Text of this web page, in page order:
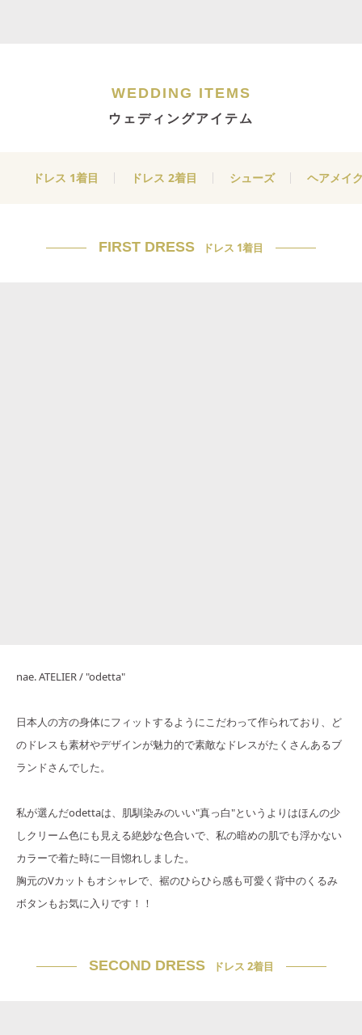
WEDDING ITEMS
ウェディングアイテム
ドレス 1着目 ドレス 2着目 シューズ ヘアメイ
FIRST DRESS ドレス 1着目
nae. ATELIER / "odetta"
日本人の方の身体にフィットするようにこだわって作られており、ど
のドレスも素材やデザインが魅力的で素敵なドレスがたくさんあるブ
ランドさんでした。
私が選んだodettaは、肌馴染みのいい"真っ白"というよりはほんの少
しクリーム色にも見える絶妙な色合いで、私の暗めの肌でも浮かない
カラーで着た時に一目惚れしました。
胸元のVカットもオシャレで、裾のひらひら感も可愛く背中のくるみ
ボタンもお気に入りです！！
SECOND DRESS ドレス 2着目